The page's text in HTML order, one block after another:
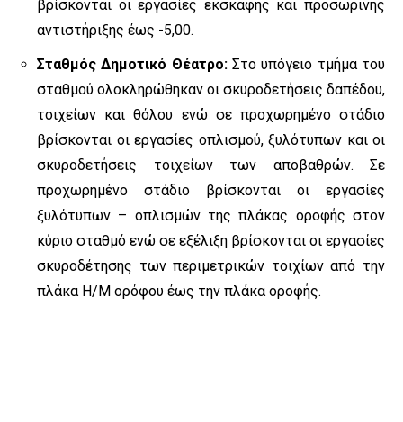
βρίσκονται οι εργασίες εκσκαφής και προσωρινής
αντιστήριξης έως -5,00.
Σταθμός Δημοτικό Θέατρο:Στο υπόγειο τμήμα του
σταθμού ολοκληρώθηκαν οι σκυροδετήσεις δαπέδου,
τοιχείων και θόλου ενώ σε προχωρημένο στάδιο
βρίσκονται οι εργασίες οπλισμού, ξυλότυπων και οι
σκυροδετήσεις τοιχείων των αποβαθρών. Σε
προχωρημένο στάδιο βρίσκονται οι εργασίες
ξυλότυπων – οπλισμών της πλάκας οροφής στον
κύριο σταθμό ενώ σε εξέλιξη βρίσκονται οι εργασίες
σκυροδέτησης των περιμετρικών τοιχίων από την
πλάκα Η/Μ ορόφου έως την πλάκα οροφής.